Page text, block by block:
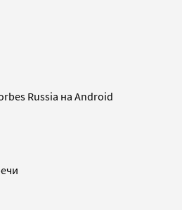
Russia на Android